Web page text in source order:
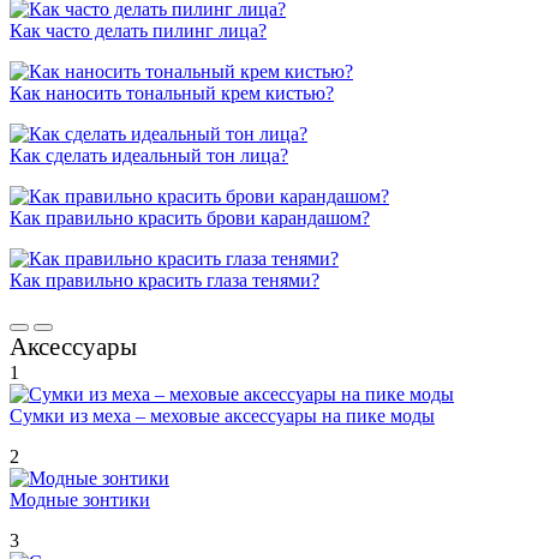
Как часто делать пилинг лица?
Как наносить тональный крем кистью?
Как сделать идеальный тон лица?
Как правильно красить брови карандашом?
Как правильно красить глаза тенями?
Аксессуары
1
Сумки из меха – меховые аксессуары на пике моды
2
Модные зонтики
3